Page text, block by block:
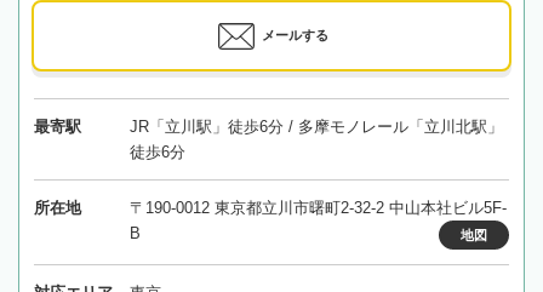
メールする
最寄駅
JR「立川駅」徒歩6分 / 多摩モノレール「立川北駅」
徒歩6分
所在地
〒190-0012 東京都立川市曙町2-32-2 中山本社ビル5F-
B
地図